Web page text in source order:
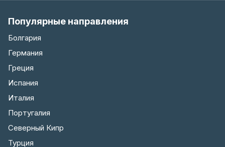
Популярные направления
Болгария
Германия
Греция
Испания
Италия
Португалия
Северный Кипр
Турция